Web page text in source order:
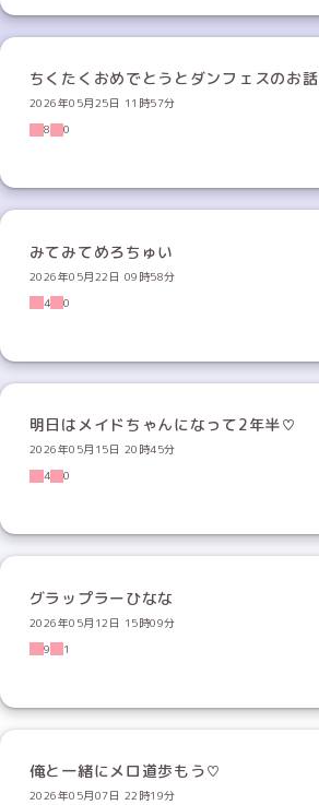
ちくたくおめでとうとダンフェスのお話
2026年05月25日 11時57分
8
0
みてみてめろちゅい
2026年05月22日 09時58分
4
0
明日はメイドちゃんになって2年半♡
2026年05月15日 20時45分
4
0
グラップラーひなな
2026年05月12日 15時09分
9
1
俺と一緒にメロ道歩もう♡
2026年05月07日 22時19分